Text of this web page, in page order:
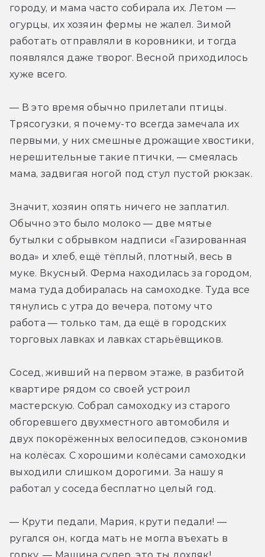
городу, и мама часто собирала их. Летом —
огурцы, их хозяин фермы не жалел. Зимой
работать отправляли в коровники, и тогда
появлялся даже творог. Весной приходилось
хуже всего.
— В это время обычно прилетали птицы.
Трясогузки, я почему-то всегда замечала их
первыми, у них смешные дрожащие хвостики,
нерешительные такие птички, — смеялась
мама, задвигая ногой под стул пустой рюкзак.
Значит, хозяин опять ничего не заплатил.
Обычно это было молоко — две мятые
бутылки с обрывком надписи «Газированная
вода» и хлеб, ещё тёплый, плотный, весь в
муке. Вкусный. Ферма находилась за городом,
мама туда добиралась на самоходке. Туда все
тянулись с утра до вечера, потому что
работа — только там, да ещё в городских
торговых лавках и лавках старьёвщиков.
Сосед, живший на первом этаже, в разбитой
квартире рядом со своей устроил
мастерскую. Собрал самоходку из старого
обгоревшего двухместного автомобиля и
двух покорёженных велосипедов, сэкономив
на колёсах. С хорошими колёсами самоходки
выходили слишком дорогими. За нашу я
работал у соседа бесплатно целый год.
— Крути педали, Мария, крути педали! —
ругался он, когда мать не могла въехать в
горку. — Машина супер, это ты дохляк!